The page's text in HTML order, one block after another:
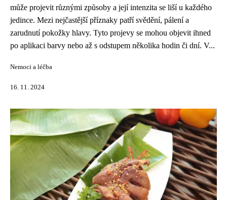
může projevit různými způsoby a její intenzita se liší u každého
jedince. Mezi nejčastější příznaky patří svědění, pálení a
zarudnutí pokožky hlavy. Tyto projevy se mohou objevit ihned
po aplikaci barvy nebo až s odstupem několika hodin či dní. V...
Nemoci a léčba
16. 11. 2024